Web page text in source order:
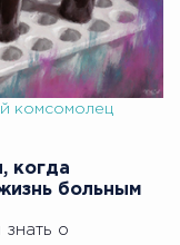
комсомолец
когда
больным
о